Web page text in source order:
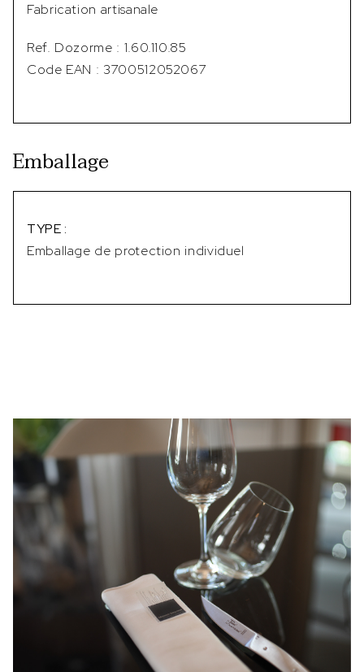
Fabrication artisanale
Ref. Dozorme : 1.60.110.85
Code EAN : 3700512052067
Emballage
TYPE :
Emballage de protection individuel